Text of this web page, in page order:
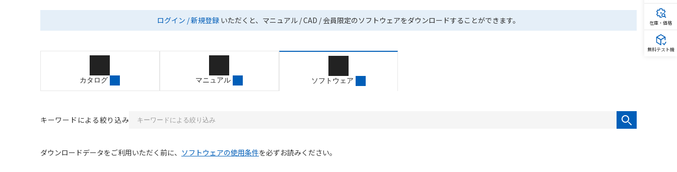
ログイン / 新規登録 いただくと、マニュアル / CAD / 会員限定のソフトウェアをダウンロードすることができます。
カタログ マニュアル ソフトウェア
キーワードによる絞り込み
ダウンロードデータをご利用いただく前に、 ソフトウェアの使用条件を必ずお読みください。
在庫・価格
無料テスト機